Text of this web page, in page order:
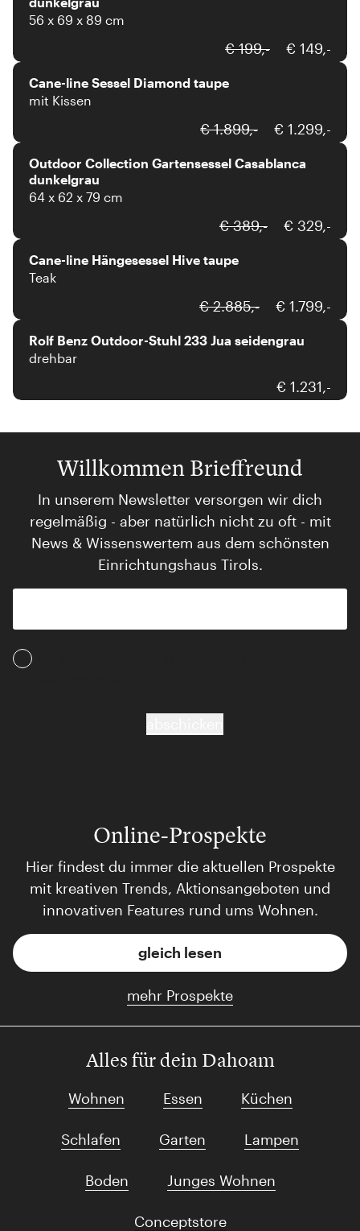
56 x 69 x 89 cm
€ 199,- € 149,-
Cane-line
Cane-line Sessel Diamond taupe
mit Kissen
€ 1.899,- € 1.299,-
outdoor collection
Outdoor Collection Gartensessel Casablanca
dunkelgrau
64 x 62 x 79 cm
€ 389,- € 329,-
Cane-line
Cane-line Hängesessel Hive taupe
Teak
€ 2.885,- € 1.799,-
Rolf Benz
Rolf Benz Outdoor-Stuhl 233 Jua seidengrau
drehbar
€ 1.231,-
Willkommen Brieffreund
In unserem Newsletter versorgen wir dich
regelmäßig - aber natürlich nicht zu oft - mit
News & Wissenswertem aus dem schönsten
Einrichtungshaus Tirols.
Online-Prospekte
Hier findest du immer die aktuellen Prospekte
mit kreativen Trends, Aktionsangeboten und
innovativen Features rund ums Wohnen.
gleich lesen
mehr Prospekte
Alles für dein Dahoam
Wohnen Essen Küchen
Schlafen Garten Lampen
Boden Junges Wohnen
Conceptstore